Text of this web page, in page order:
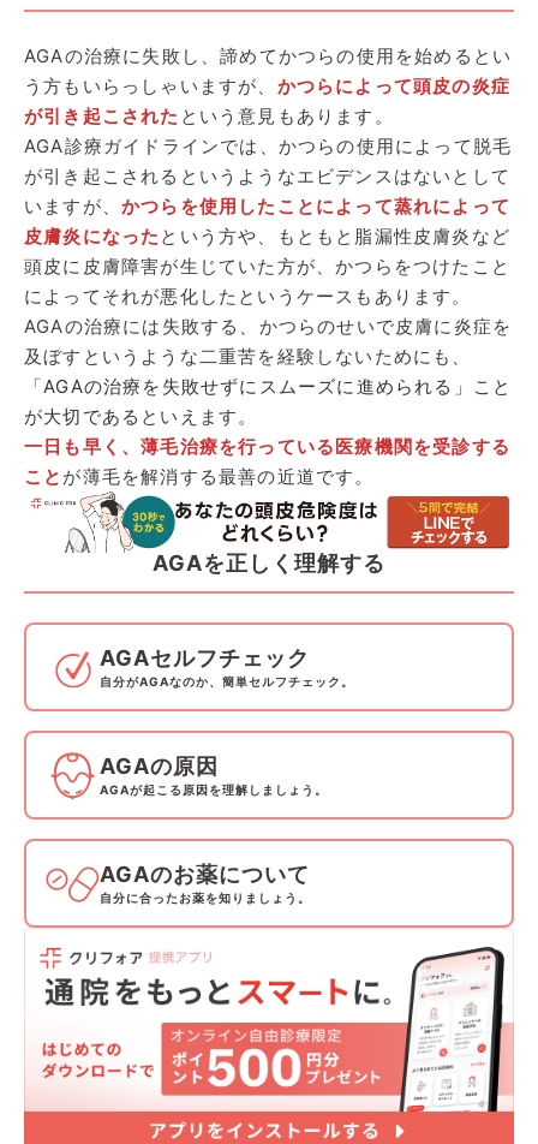
AGAの治療に失敗し、諦めてかつらの使用を始めるとい
う方もいらっしゃいますが、 かつらによって頭皮の炎症
が引き起こされた という意見もあります。
AGA診療ガイドラインでは、かつらの使用によって脱毛
が引き起こされるというようなエビデンスはないとして
いますが、 かつらを使用したことによって蒸れによって
皮膚炎になった という方や、もともと脂漏性皮膚炎など
頭皮に皮膚障害が生じていた方が、かつらをつけたこと
によってそれが悪化したというケースもあります。
AGAの治療には失敗する、かつらのせいで皮膚に炎症を
及ぼすというような二重苦を経験しないためにも、
「AGAの治療を失敗せずにスムーズに進められる」こと
が大切である といえます。
一日も早く、薄毛治療を行っている医療機関を受診する
こと が薄毛を解消する最善の近道です。
AGAを正しく理解する
AGAセルフチェック
自分がAGAなのか、簡単セルフチェック。
AGAの原因
AGAが起こる原因を理解しましょう。
AGAのお薬について
自分に合ったお薬を知りましょう。